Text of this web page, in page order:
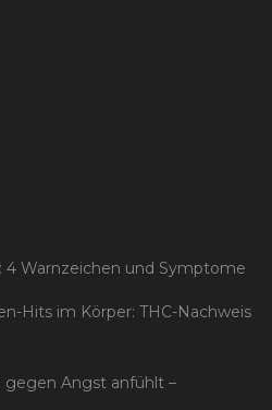
4 Warnzeichen und Symptome
Hits im Körper: THC-Nachweis
gegen Angst anfühlt –